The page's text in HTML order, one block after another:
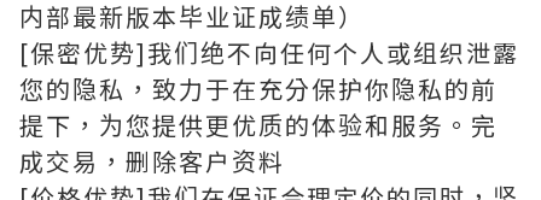
内部最新版本毕业证成绩单）
[保密优势]我们绝不向任何个人或组织泄露
您的隐私，致力于在充分保护你隐私的前
提下，为您提供更优质的体验和服务。完
成交易，删除客户资料